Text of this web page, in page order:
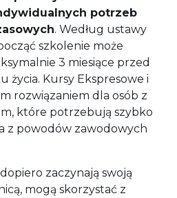
potrzeb
. Według ustawy
szkolenie może
3 miesiące przed
życia. Kursy Ekspresowe i
rozwiązaniem dla osób z
które potrzebują szybko
z powodów zawodowych
zaczynają swoją
mogą skorzystać z